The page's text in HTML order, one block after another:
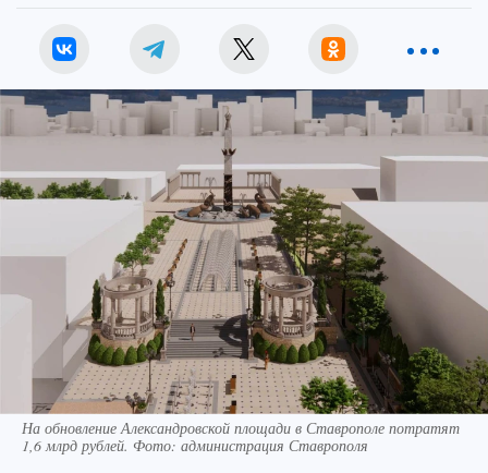
На обновление Александровской площади в Ставрополе потратят
1,6 млрд рублей. Фото: администрация Ставрополя